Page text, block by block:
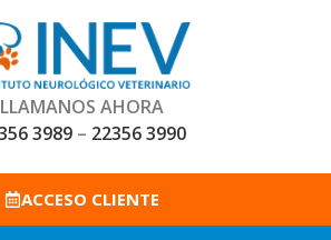
LLAMANOS AHORA
3989– 22356 3990
ACCESO CLIENTE